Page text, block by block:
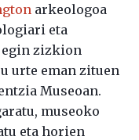
arkeologoa
eta
zizkion
urte eman zituen
Museoan.
museoko
eta horien